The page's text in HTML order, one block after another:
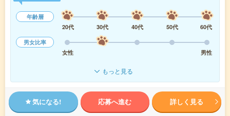
年齢層
20代
30代 40代 50代
60代
男女比率
女性
男性
もっと見る
気になる! 応募へ進む 詳しく見る